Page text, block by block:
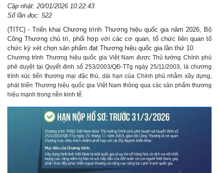
Cập nhật: 20/01/2026 10:22:43
Số lần đọc: 522
(TITC) - Triển khai Chương trình Thương hiệu quốc gia năm 2026, Bộ
Công Thương chủ trì, phối hợp với các cơ quan, tổ chức liên quan tổ
chức kỳ xét chọn sản phẩm đạt Thương hiệu quốc gia lần thứ 10.
Chương trình Thương hiệu quốc gia Việt Nam được Thủ tướng Chính phủ
phê duyệt tại Quyết định số 253/2003/QĐ-TTg ngày 25/11/2003, là chương
trình xúc tiến thương mại đặc thù, dài hạn của Chính phủ nhằm xây dựng,
phát triển Thương hiệu quốc gia Việt Nam thông qua các sản phẩm thương
hiệu mạnh trong nền kinh tế.